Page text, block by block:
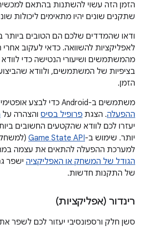
הזמן הזה עשוי להשתנות בהתאם למכשיר,
שתקנים שונים יהיו מתאימים ליכולות
ודאו שהמדדים שלכם הם הטובים ביותר
לאפליקציות להשוואה. כדאי לעקוב
מהמשתמשים ושיעורי הנטישה כדי
בציפיות של המשתמשים, ולוודא
הזמן.
משתמשים ב-Android כדי לבצע אופטימיזציה של
ההפעלה. הצגת פרופיל בסיס והצהרה על
יעזרו לכם לוודא שהקטעים החשובים
יותר. שימוש ב-Game State API
למערכת ההפעלה להתאים את עצמה
הגודל של המשחק או האפליקציה ישפר
של התקנות חדשות.
רינדור (אפליקציות)
סשן חלק ורספונסיבי יעזור לכם לשפר